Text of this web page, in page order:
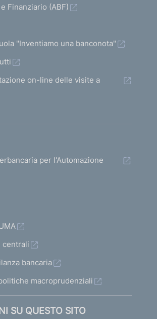
Finanziario (ABF)
"Inventiamo una banconota"
on-line delle visite a
per l'Automazione
centrali
bancaria
macroprudenziali
SU QUESTO SITO